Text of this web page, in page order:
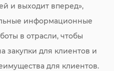
и выходит вперед»,
информационные
в отрасли, чтобы
закупки для клиентов и
для клиентов.